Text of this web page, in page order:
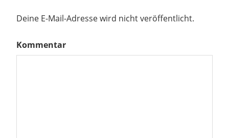
Deine E-Mail-Adresse wird nicht veröffentlicht.
Kommentar